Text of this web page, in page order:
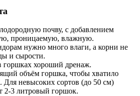
почву, с добавлением
проницаемую, влажную.
нужно много влаги, а корни не
и сырости.
горшках хороший дренаж.
объём горшка, чтобы хватило
Для невысоких сортов (до 50 см)
2-3 литровый горшок.